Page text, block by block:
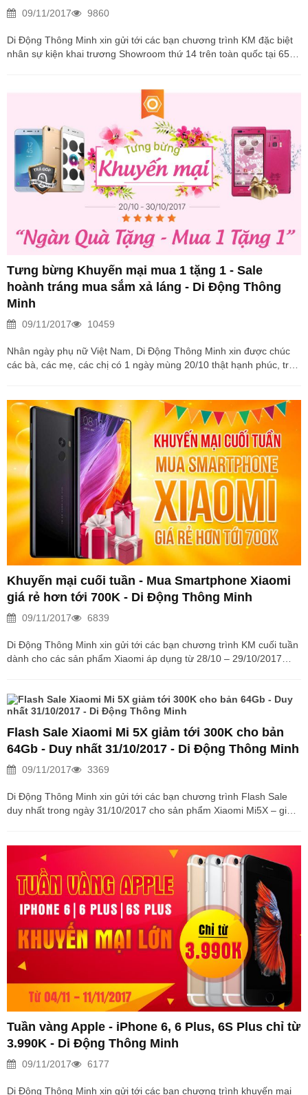
09/11/2017 9860
Di Động Thông Minh xin gửi tới các bạn chương trình KM đặc biệt
nhân sự kiện khai trương Showroom thứ 14 trên toàn quốc tại 65
thành 1 trong những hệ thống bán lẻ Smartphone uy tín hằng đầu.
Hiện tại Di Động Thông Minh đã có 13 Showroom trên toàn quốc
và 2 trung tâm bảo hành tại khu vực Phía Bắc, Phía Nam. Với sứ
mệnh “Khách hàng là ông chủ” vì khách hàng...
Tưng bừng Khuyến mại mua 1 tặng 1 - Sale
hoành tráng mua sắm xả láng - Di Động Thông
Minh
09/11/2017 10459
Nhân ngày phụ nữ Việt Nam, Di Động Thông Minh xin được chúc
các bà, các mẹ, các chị có 1 ngày mùng 20/10 thật hạnh phúc, tràn
ngày đặc biệt dành cho phụ nữ Việt Nam. Các đấng mày râu có lẽ
cũng đang rất quan tâm đến việc chọn mua những món quà ý
nghĩa dành tặng cho chị em trong ngày đặc biệt này. Di Động
Thông Minh xin gửi...
Khuyến mại cuối tuần - Mua Smartphone Xiaomi
giá rẻ hơn tới 700K - Di Động Thông Minh
09/11/2017 6839
Di Động Thông Minh xin gửi tới các bạn chương trình KM cuối tuần
dành cho các sản phẩm Xiaomi áp dụng từ 28/10 – 29/10/2017
được người tiêu dùng đón nhận bởi mức giá vô cùng tốt cũng như
phần cứng vượt trội. Là một hệ thống bán lẻ smartphone uy tín tại
Việt Nam, Di Động Thông Minh tự hào là một trong những đơn vị
đem đến cho khách hàng những smartphone Xiaomi tốt nhất.
Song...
Flash Sale Xiaomi Mi 5X giảm tới 300K cho bản
64Gb - Duy nhất 31/10/2017 - Di Động Thông Minh
09/11/2017 3369
Di Động Thông Minh xin gửi tới các bạn chương trình Flash Sale
duy nhất trong ngày 31/10/2017 cho sản phẩm Xiaomi Mi5X – giảm
Samsung, Xiaomi… chúng tôi không chỉ có những sản phẩm chất
lượng với mức giá ưu đãi mà còn có nhiều lựa chọn cho khách
hàng từ các mức giá, nguồn gốc nhập khẩu cho tới chính hãng.
Trong những thương hiệu này Xiaomi được coi là 1 trong...
Tuần vàng Apple - iPhone 6, 6 Plus, 6S Plus chỉ từ
3.990K - Di Động Thông Minh
09/11/2017 6177
Di Động Thông Minh xin gửi tới các bạn chương trình khuyến mại